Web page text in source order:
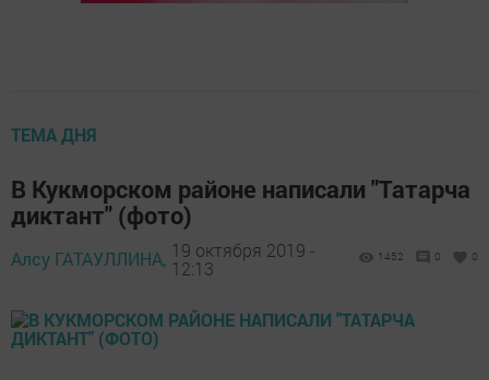
ТЕМА ДНЯ
В Кукморском районе написали "Татарча
диктант" (фото)
Алсу ГАТАУЛЛИНА, 19 октября 2019 -
12:13
1452 0 0